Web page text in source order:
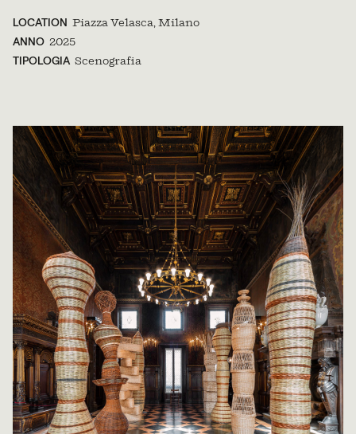
LOCATION Piazza Velasca, Milano
ANNO 2025
TIPOLOGIA Scenografia